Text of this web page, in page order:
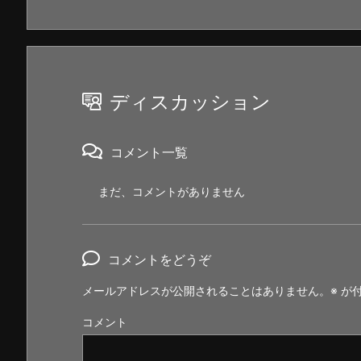
ディスカッション
コメント一覧
まだ、コメントがありません
コメントをどうぞ
メールアドレスが公開されることはありません。 ※ が
コメント